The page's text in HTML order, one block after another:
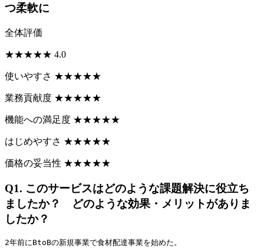
つ柔軟に
全体評価
★★★★★ 4.0
使いやすさ ★★★★★
業務貢献度 ★★★★★
機能への満足度 ★★★★★
はじめやすさ ★★★★★
価格の妥当性 ★★★★★
Q1. このサービスはどのような課題解決に役立ち
ましたか？ どのような効果・メリットがありま
したか？
2年前にBtoBの新規事業で食材配達事業を始めた。